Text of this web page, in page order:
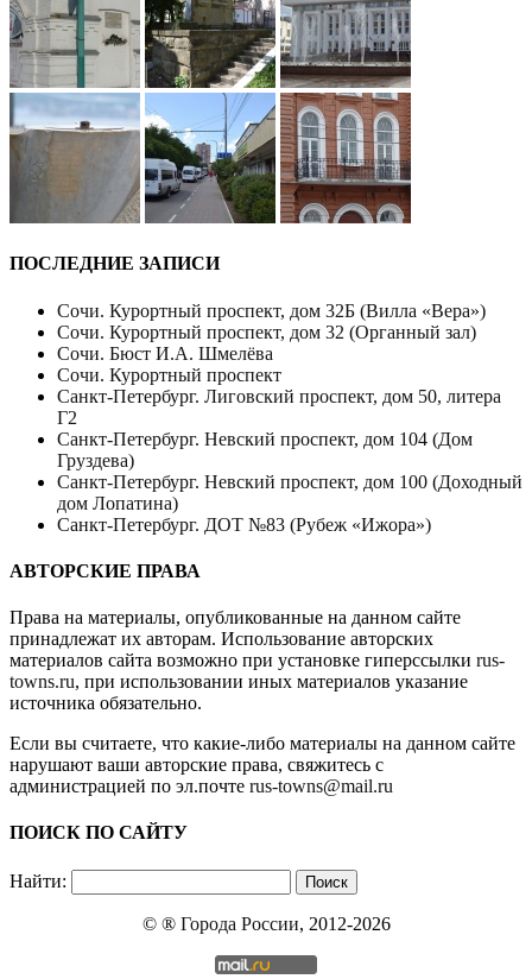
ПОСЛЕДНИЕ ЗАПИСИ
Сочи. Курортный проспект, дом 32Б (Вилла «Вера»)
Сочи. Курортный проспект, дом 32 (Органный зал)
Сочи. Бюст И.А. Шмелёва
Сочи. Курортный проспект
Санкт-Петербург. Лиговский проспект, дом 50, литера
Г2
Санкт-Петербург. Невский проспект, дом 104 (Дом
Груздева)
Санкт-Петербург. Невский проспект, дом 100 (Доходный
дом Лопатина)
Санкт-Петербург. ДОТ №83 (Рубеж «Ижора»)
АВТОРСКИЕ ПРАВА
Права на материалы, опубликованные на данном сайте
принадлежат их авторам. Использование авторских
материалов сайта возможно при установке гиперссылки rus-
towns.ru, при использовании иных материалов указание
источника обязательно.
Если вы считаете, что какие-либо материалы на данном сайте
нарушают ваши авторские права, свяжитесь с
администрацией по эл.почте rus-towns@mail.ru
ПОИСК ПО САЙТУ
Найти:
© ® Города России, 2012-2026